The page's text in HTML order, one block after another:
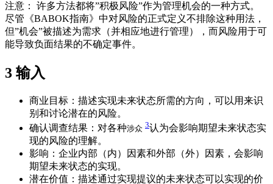
注意： 许多方法都将”积极风险”作为管理机会的一种方式。
尽管《BABOK指南》中对风险的正式定义不排除这种用法，
但”机会”被描述为需求（并相应地进行管理），而风险用于可
能导致负面结果的不确定事件。
3 输入
商业目标：描述实现未来状态所需的方向，可以用来识
别和讨论潜在的风险。
确认调查结果：对各种涉众 3认为会影响期望未来状态实
现的风险的理解。
影响：企业内部（内）因素和外部（外）因素，会影响
期望未来状态的实现。
潜在价值：描述通过实现提议的未来状态可以实现的价